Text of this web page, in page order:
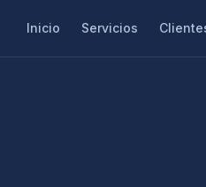
Inicio Servicios